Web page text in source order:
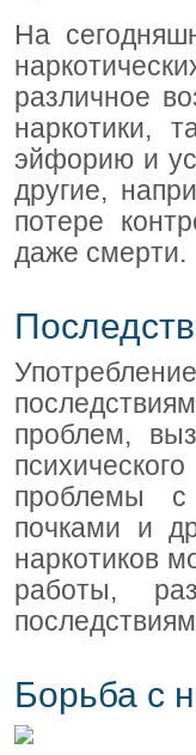
На
различное
наркотики,
эйфорию и
другие,
потере
даже смерти.
проблем,
проблемы с
почками и
наркотиков
работы,
Борьба с